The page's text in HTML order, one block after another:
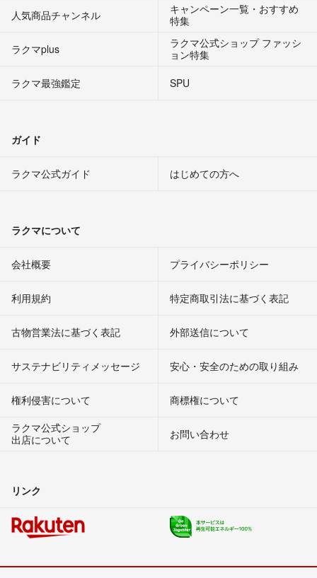
人気商品チャンネル
キャンペーン一覧・おすすめ
特集
ラクマplus
ラクマ公式ショップ ファッシ
ョン特集
ラクマ最強鑑定
SPU
ガイド
ラクマ公式ガイド はじめての方へ
ラクマについて
会社概要 プライバシーポリシー
利用規約 特定商取引法に基づく表記
古物営業法に基づく表記 外部送信について
サステナビリティメッセージ 安心・安全のための取り組み
権利侵害について
商標権について
ラクマ公式ショップ
出店について
お問い合わせ
リンク